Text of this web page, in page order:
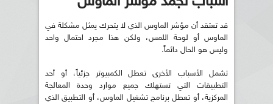
قد تعتقد أن مؤشر الماوس الذي لا يتحرك يمثل مشكلة في
الماوس أو لوحة اللمس، ولكن هذا مجرد احتمال واحد
وليس هو الحال دائماً.
تشمل الأسباب الأخرى تعطل الكمبيوتر جزئياً، أو أحد
التطبيقات التي تستهلك جميع موارد وحدة المعالجة
المركزية، أو تعطل برنامج تشغيل الماوس، أو التطبيق الذي